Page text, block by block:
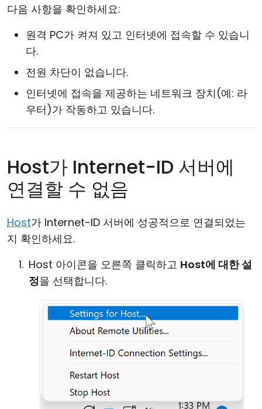
다음 사항을 확인하세요:
원격 PC가 켜져 있고 인터넷에 접속할 수 있습니
다.
전원 차단이 없습니다.
인터넷에 접속을 제공하는 네트워크 장치(예: 라
우터)가 작동하고 있습니다.
Host가 Internet-ID 서버에
연결할 수 없음
Host가 Internet-ID 서버에 성공적으로 연결되었는
지 확인하세요.
Host 아이콘을 오른쪽 클릭하고 Host에 대한 설
정을 선택합니다.